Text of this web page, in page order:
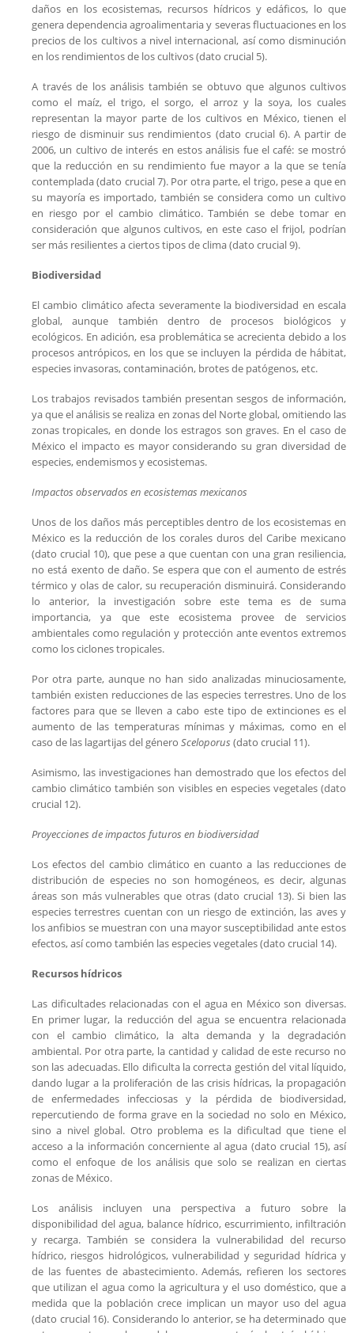
daños en los ecosistemas, recursos hídricos y edáficos, lo que
genera dependencia agroalimentaria y severas fluctuaciones en los
precios de los cultivos a nivel internacional, así como disminución
en los rendimientos de los cultivos (dato crucial 5).
A través de los análisis también se obtuvo que algunos cultivos
como el maíz, el trigo, el sorgo, el arroz y la soya, los cuales
representan la mayor parte de los cultivos en México, tienen el
riesgo de disminuir sus rendimientos (dato crucial 6). A partir de
2006, un cultivo de interés en estos análisis fue el café: se mostró
que la reducción en su rendimiento fue mayor a la que se tenía
contemplada (dato crucial 7). Por otra parte, el trigo, pese a que en
su mayoría es importado, también se considera como un cultivo
en riesgo por el cambio climático. También se debe tomar en
consideración que algunos cultivos, en este caso el frijol, podrían
ser más resilientes a ciertos tipos de clima (dato crucial 9).
Biodiversidad
El cambio climático afecta severamente la biodiversidad en escala
global, aunque también dentro de procesos biológicos y
ecológicos. En adición, esa problemática se acrecienta debido a los
procesos antrópicos, en los que se incluyen la pérdida de hábitat,
especies invasoras, contaminación, brotes de patógenos, etc.
Los trabajos revisados también presentan sesgos de información,
ya que el análisis se realiza en zonas del Norte global, omitiendo las
zonas tropicales, en donde los estragos son graves. En el caso de
México el impacto es mayor considerando su gran diversidad de
especies, endemismos y ecosistemas.
Impactos observados en ecosistemas mexicanos
Unos de los daños más perceptibles dentro de los ecosistemas en
México es la reducción de los corales duros del Caribe mexicano
(dato crucial 10), que pese a que cuentan con una gran resiliencia,
no está exento de daño. Se espera que con el aumento de estrés
térmico y olas de calor, su recuperación disminuirá. Considerando
lo anterior, la investigación sobre este tema es de suma
importancia, ya que este ecosistema provee de servicios
ambientales como regulación y protección ante eventos extremos
como los ciclones tropicales.
Por otra parte, aunque no han sido analizadas minuciosamente,
también existen reducciones de las especies terrestres. Uno de los
factores para que se lleven a cabo este tipo de extinciones es el
aumento de las temperaturas mínimas y máximas, como en el
caso de las lagartijas del género Sceloporus (dato crucial 11).
Asimismo, las investigaciones han demostrado que los efectos del
cambio climático también son visibles en especies vegetales (dato
crucial 12).
Proyecciones de impactos futuros en biodiversidad
Los efectos del cambio climático en cuanto a las reducciones de
distribución de especies no son homogéneos, es decir, algunas
áreas son más vulnerables que otras (dato crucial 13). Si bien las
especies terrestres cuentan con un riesgo de extinción, las aves y
los anfibios se muestran con una mayor susceptibilidad ante estos
efectos, así como también las especies vegetales (dato crucial 14).
Recursos hídricos
Las dificultades relacionadas con el agua en México son diversas.
En primer lugar, la reducción del agua se encuentra relacionada
con el cambio climático, la alta demanda y la degradación
ambiental. Por otra parte, la cantidad y calidad de este recurso no
son las adecuadas. Ello dificulta la correcta gestión del vital líquido,
dando lugar a la proliferación de las crisis hídricas, la propagación
de enfermedades infecciosas y la pérdida de biodiversidad,
repercutiendo de forma grave en la sociedad no solo en México,
sino a nivel global. Otro problema es la dificultad que tiene el
acceso a la información concerniente al agua (dato crucial 15), así
como el enfoque de los análisis que solo se realizan en ciertas
zonas de México.
Los análisis incluyen una perspectiva a futuro sobre la
disponibilidad del agua, balance hídrico, escurrimiento, infiltración
y recarga. También se considera la vulnerabilidad del recurso
hídrico, riesgos hidrológicos, vulnerabilidad y seguridad hídrica y
de las fuentes de abastecimiento. Además, refieren los sectores
que utilizan el agua como la agricultura y el uso doméstico, que a
medida que la población crece implican un mayor uso del agua
(dato crucial 16). Considerando lo anterior, se ha determinado que